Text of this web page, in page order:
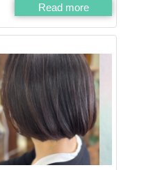
Read more